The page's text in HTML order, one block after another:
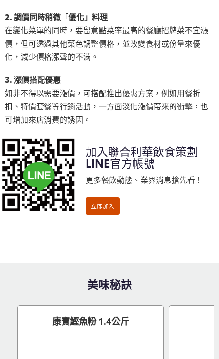
2. 調價同時稍微「優化」料理
在變化菜單的同時，要留意點菜率最高的餐廳招牌菜不宜漲
價，但可透過其他菜色調整價格，並改變食材或份量來優
化，減少價格漲聲的不滿。
3. 漲價搭配優惠
如非不得以需要漲價，可搭配推出優惠方案，例如用餐折
扣、特價套餐等行銷活動，一方面淡化漲價帶來的衝擊，也
可增加來店消費的誘因。
加入聯合利華飲食策劃
LINE官方帳號
更多餐飲動態、業界消息搶先看！
美味秘訣
康寶鰹魚粉 1.4公斤